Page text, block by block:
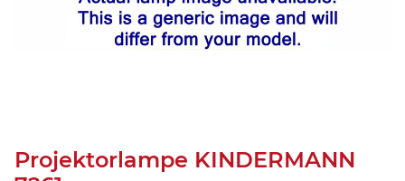
Projektorlampe KINDERMANN